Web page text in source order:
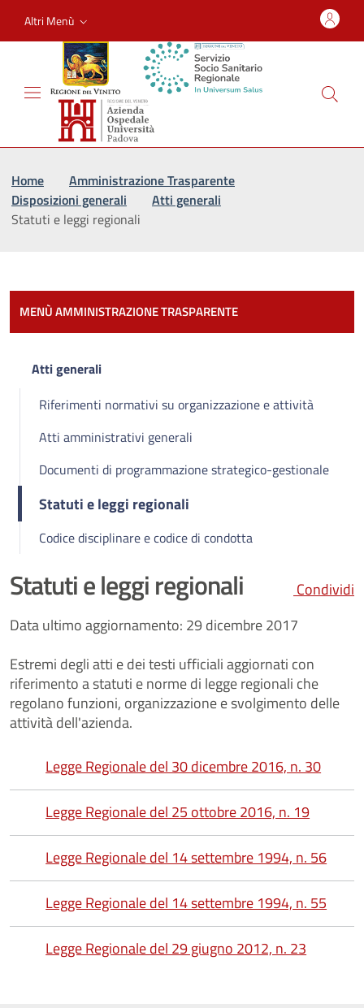
Altri Menù
Home
Amministrazione Trasparente
Disposizioni generali
Atti generali
Statuti e leggi regionali
MENÙ AMMINISTRAZIONE TRASPARENTE
Atti generali
Riferimenti normativi su organizzazione e attività
Atti amministrativi generali
Documenti di programmazione strategico-gestionale
Statuti e leggi regionali
Codice disciplinare e codice di condotta
Statuti e leggi regionali
Condividi
Data ultimo aggiornamento: 29 dicembre 2017
Estremi degli atti e dei testi ufficiali aggiornati con
riferimento a statuti e norme di legge regionali che
regolano funzioni, organizzazione e svolgimento delle
attività dell'azienda.
Legge Regionale del 30 dicembre 2016, n. 30
Legge Regionale del 25 ottobre 2016, n. 19
Legge Regionale del 14 settembre 1994, n. 56
Legge Regionale del 14 settembre 1994, n. 55
Legge Regionale del 29 giugno 2012, n. 23